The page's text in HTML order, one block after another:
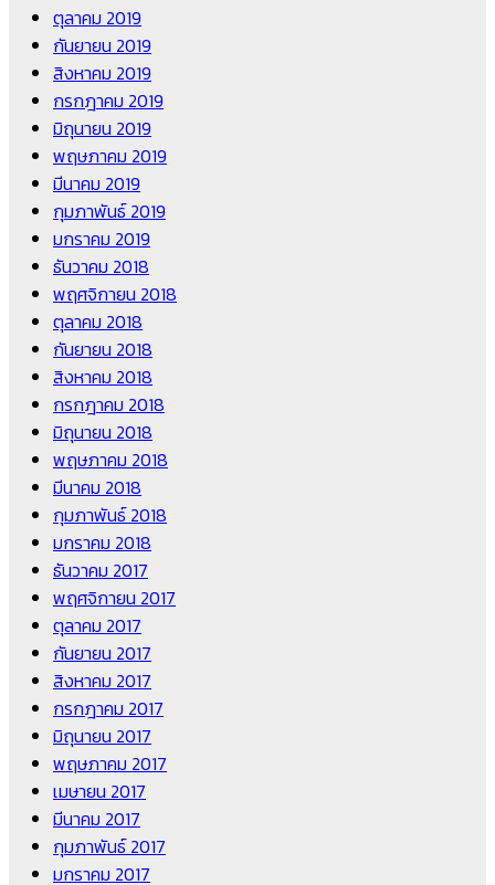
ตุลาคม 2019
กันยายน 2019
สิงหาคม 2019
กรกฎาคม 2019
มิถุนายน 2019
พฤษภาคม 2019
มีนาคม 2019
กุมภาพันธ์ 2019
มกราคม 2019
ธันวาคม 2018
พฤศจิกายน 2018
ตุลาคม 2018
กันยายน 2018
สิงหาคม 2018
กรกฎาคม 2018
มิถุนายน 2018
พฤษภาคม 2018
มีนาคม 2018
กุมภาพันธ์ 2018
มกราคม 2018
ธันวาคม 2017
พฤศจิกายน 2017
ตุลาคม 2017
กันยายน 2017
สิงหาคม 2017
กรกฎาคม 2017
มิถุนายน 2017
พฤษภาคม 2017
เมษายน 2017
มีนาคม 2017
กุมภาพันธ์ 2017
มกราคม 2017